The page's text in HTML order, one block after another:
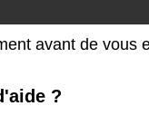
avant de vous
?